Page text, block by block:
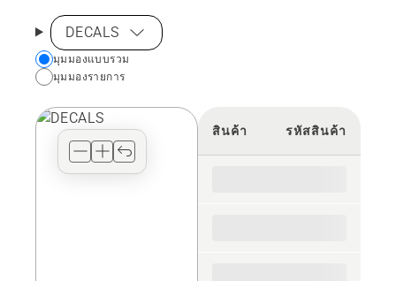
DECALS
Choose
your
view
มุมมองแบบรวม
มุมมองรายการ
สินค้า รหัสสินค้า